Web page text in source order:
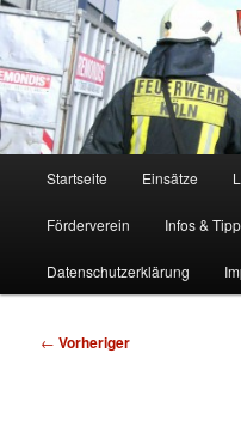
Zum
primären
Inhalt
springenFF Köln, LG
Freiwillige Feuerwehr Köln,
Startseite Einsätze
Förderverein Infos &
Datenschutzerklärung
Beitragsnavigation
← Vorheriger